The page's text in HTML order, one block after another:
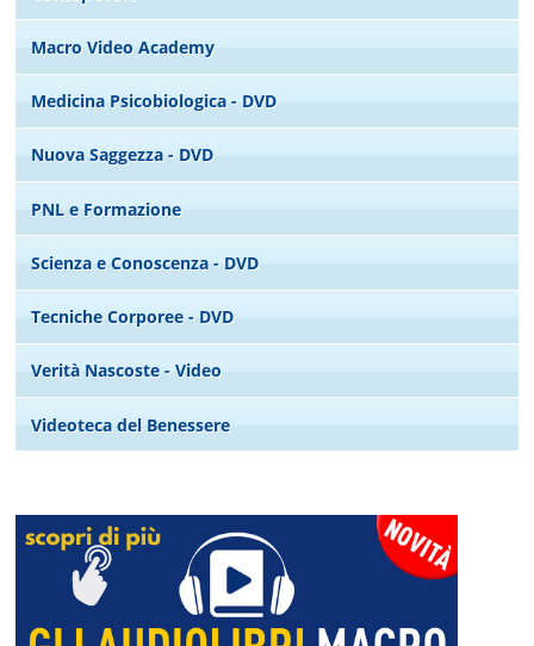
Macro Video Academy
Medicina Psicobiologica - DVD
Nuova Saggezza - DVD
PNL e Formazione
Scienza e Conoscenza - DVD
Tecniche Corporee - DVD
Verità Nascoste - Video
Videoteca del Benessere